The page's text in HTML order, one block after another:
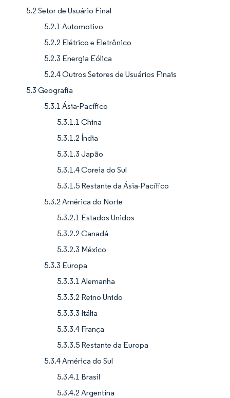
5.2 Setor de Usuário Final
5.2.1 Automotivo
5.2.2 Elétrico e Eletrônico
5.2.3 Energia Eólica
5.2.4 Outros Setores de Usuários Finais
5.3 Geografia
5.3.1 Ásia-Pacífico
5.3.1.1 China
5.3.1.2 Índia
5.3.1.3 Japão
5.3.1.4 Coreia do Sul
5.3.1.5 Restante da Ásia-Pacífico
5.3.2 América do Norte
5.3.2.1 Estados Unidos
5.3.2.2 Canadá
5.3.2.3 México
5.3.3 Europa
5.3.3.1 Alemanha
5.3.3.2 Reino Unido
5.3.3.3 Itália
5.3.3.4 França
5.3.3.5 Restante da Europa
5.3.4 América do Sul
5.3.4.1 Brasil
5.3.4.2 Argentina